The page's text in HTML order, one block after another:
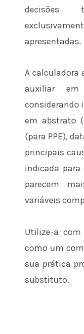
decisões
apresentadas.
A calculadora
auxiliar
considerando
em abstrato
(para PPE),
principais
indicada para
parecem
variáveis
Utilize-a com
como um
sua prática
substituto.